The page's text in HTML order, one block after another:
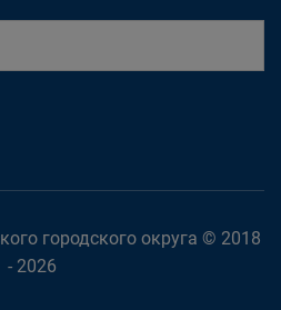
городского округа © 2018
- 2026